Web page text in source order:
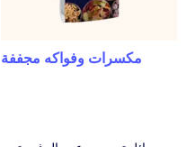
مكسرات وفواكه مجففة